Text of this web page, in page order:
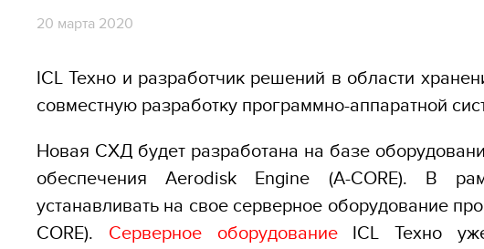
20 марта 2020
ICL Техно и разработчик решений в области
совместную разработку программно-аппаратной
Новая СХД будет разработана на базе
обеспечения Aerodisk Engine (A-CORE). В
устанавливать на свое серверное оборудование
CORE). Серверное оборудование
ICL Техно